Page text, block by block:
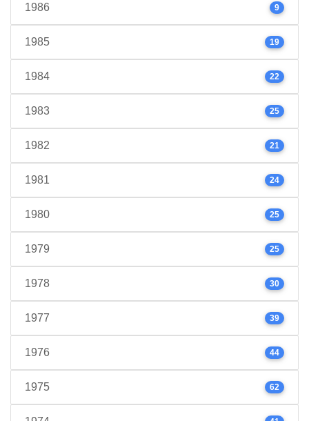
1986 9
1985 19
1984 22
1983 25
1982 21
1981 24
1980 25
1979 25
1978 30
1977 39
1976 44
1975 62